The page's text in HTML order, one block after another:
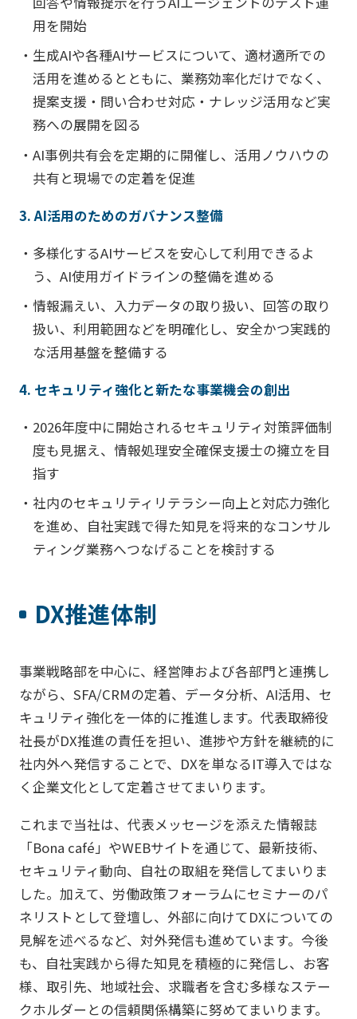
用を開始
・生成AIや各種AIサービスについて、適材適所での
活用を進めるとともに、業務効率化だけでなく、
提案支援・問い合わせ対応・ナレッジ活用など実
務への展開を図る
・AI事例共有会を定期的に開催し、活用ノウハウの
共有と現場での定着を促進
3. AI活用のためのガバナンス整備
・多様化するAIサービスを安心して利用できるよ
う、AI使用ガイドラインの整備を進める
・情報漏えい、入力データの取り扱い、回答の取り
扱い、利用範囲などを明確化し、安全かつ実践的
な活用基盤を整備する
4. セキュリティ強化と新たな事業機会の創出
・2026年度中に開始されるセキュリティ対策評価制
度も見据え、情報処理安全確保支援士の擁立を目
指す
・社内のセキュリティリテラシー向上と対応力強化
を進め、自社実践で得た知見を将来的なコンサル
ティング業務へつなげることを検討する
DX推進体制
事業戦略部を中心に、経営陣および各部門と連携し
ながら、SFA/CRMの定着、データ分析、AI活用、セ
キュリティ強化を一体的に推進します。代表取締役
社長がDX推進の責任を担い、進捗や方針を継続的に
社内外へ発信することで、DXを単なるIT導入ではな
く企業文化として定着させてまいります。
これまで当社は、代表メッセージを添えた情報誌
「Bona café」やWEBサイトを通じて、最新技術、
セキュリティ動向、自社の取組を発信してまいりま
した。加えて、労働政策フォーラムにセミナーのパ
ネリストとして登壇し、外部に向けてDXについての
見解を述べるなど、対外発信も進めています。今後
も、自社実践から得た知見を積極的に発信し、お客
様、取引先、地域社会、求職者を含む多様なステー
クホルダーとの信頼関係構築に努めてまいります。